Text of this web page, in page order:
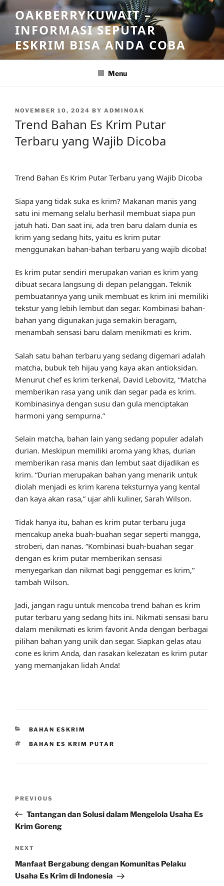
Skip
to
content
OAKBERRYKUWAIT –
INFORMASI SEPUTAR
ESKRIM BISA ANDA COBA
Menu
POSTED
NOVEMBER 10, 2024 BY ADMINOAK
Trend Bahan Es Krim Putar
Terbaru yang Wajib Dicoba
Trend Bahan Es Krim Putar Terbaru yang Wajib Dicoba
Siapa yang tidak suka es krim? Makanan manis yang
satu ini memang selalu berhasil membuat siapa pun
jatuh hati. Dan saat ini, ada tren baru dalam dunia es
krim yang sedang hits, yaitu es krim putar
menggunakan bahan-bahan terbaru yang wajib dicoba!
Es krim putar sendiri merupakan varian es krim yang
dibuat secara langsung di depan pelanggan. Teknik
pembuatannya yang unik membuat es krim ini memiliki
tekstur yang lebih lembut dan segar. Kombinasi bahan-
bahan yang digunakan juga semakin beragam,
menambah sensasi baru dalam menikmati es krim.
Salah satu bahan terbaru yang sedang digemari adalah
matcha, bubuk teh hijau yang kaya akan antioksidan.
Menurut chef es krim terkenal, David Lebovitz, “Matcha
memberikan rasa yang unik dan segar pada es krim.
Kombinasinya dengan susu dan gula menciptakan
harmoni yang sempurna.”
Selain matcha, bahan lain yang sedang populer adalah
durian. Meskipun memiliki aroma yang khas, durian
memberikan rasa manis dan lembut saat dijadikan es
krim. “Durian merupakan bahan yang menarik untuk
diolah menjadi es krim karena teksturnya yang kental
dan kaya akan rasa,” ujar ahli kuliner, Sarah Wilson.
Tidak hanya itu, bahan es krim putar terbaru juga
mencakup aneka buah-buahan segar seperti mangga,
stroberi, dan nanas. “Kombinasi buah-buahan segar
dengan es krim putar memberikan sensasi
menyegarkan dan nikmat bagi penggemar es krim,”
tambah Wilson.
Jadi, jangan ragu untuk mencoba trend bahan es krim
putar terbaru yang sedang hits ini. Nikmati sensasi baru
dalam menikmati es krim favorit Anda dengan berbagai
pilihan bahan yang unik dan segar. Siapkan gelas atau
cone es krim Anda, dan rasakan kelezatan es krim putar
yang memanjakan lidah Anda!
CATEGORIES
BAHAN ESKRIM
TAGS
BAHAN ES KRIM PUTAR
Previous
Post
PREVIOUS
Tantangan dan Solusi dalam Mengelola Usaha Es
Krim Goreng
Next
Post
NEXT
Manfaat Bergabung dengan Komunitas Pelaku
Usaha Es Krim di Indonesia